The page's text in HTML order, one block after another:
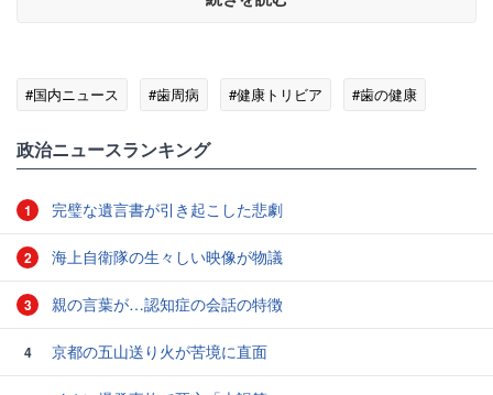
#国内ニュース #歯周病 #健康トリビア #歯の健康
政治ニュースランキング
1 完璧な遺言書が引き起こした悲劇
2 海上自衛隊の生々しい映像が物議
3 親の言葉が…認知症の会話の特徴
4 京都の五山送り火が苦境に直面